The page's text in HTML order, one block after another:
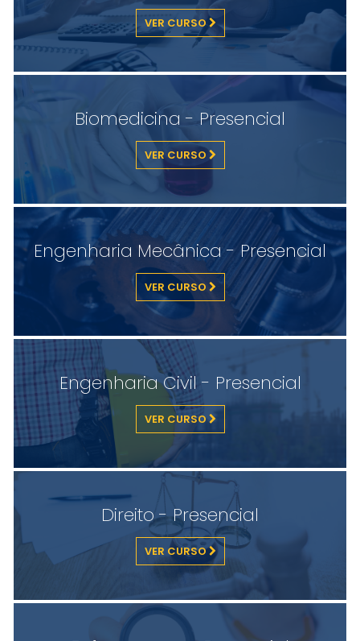
VER CURSO
Biomedicina - Presencial
VER CURSO
Engenharia Mecânica - Presencial
VER CURSO
Engenharia Civil - Presencial
VER CURSO
Direito - Presencial
VER CURSO